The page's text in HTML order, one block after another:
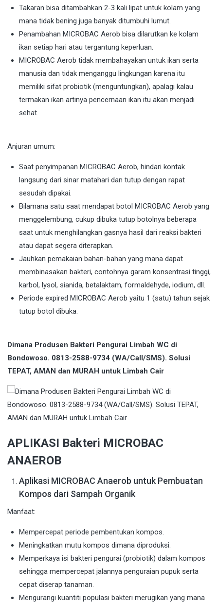
Takaran bisa ditambahkan 2-3 kali lipat untuk kolam yang
mana tidak bening juga banyak ditumbuhi lumut.
Penambahan MICROBAC Aerob bisa dilarutkan ke kolam
ikan setiap hari atau tergantung keperluan.
MICROBAC Aerob tidak membahayakan untuk ikan serta
manusia dan tidak menganggu lingkungan karena itu
memiliki sifat probiotik (menguntungkan), apalagi kalau
termakan ikan artinya pencernaan ikan itu akan menjadi
sehat.
Anjuran umum:
Saat penyimpanan MICROBAC Aerob, hindari kontak
langsung dari sinar matahari dan tutup dengan rapat
sesudah dipakai.
Bilamana satu saat mendapat botol MICROBAC Aerob yang
menggelembung, cukup dibuka tutup botolnya beberapa
saat untuk menghilangkan gasnya hasil dari reaksi bakteri
atau dapat segera diterapkan.
Jauhkan pemakaian bahan-bahan yang mana dapat
membinasakan bakteri, contohnya garam konsentrasi tinggi,
karbol, lysol, sianida, betalaktam, formaldehyde, iodium, dll.
Periode expired MICROBAC Aerob yaitu 1 (satu) tahun sejak
tutup botol dibuka.
Dimana Produsen Bakteri Pengurai Limbah WC di
Bondowoso. 0813-2588-9734 (WA/Call/SMS). Solusi
TEPAT, AMAN dan MURAH untuk Limbah Cair
APLIKASI Bakteri MICROBAC
ANAEROB
Aplikasi MICROBAC Anaerob untuk Pembuatan
Kompos dari Sampah Organik
Manfaat:
Mempercepat periode pembentukan kompos.
Meningkatkan mutu kompos dimana diproduksi.
Memperkaya isi bakteri pengurai (probiotik) dalam kompos
sehingga mempercepat jalannya penguraian pupuk serta
cepat diserap tanaman.
Mengurangi kuantiti populasi bakteri merugikan yang mana